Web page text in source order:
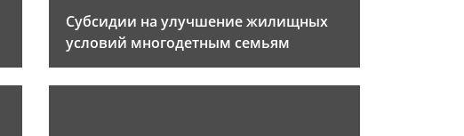
Субсидии на улучшение жилищных
условий многодетным семьям